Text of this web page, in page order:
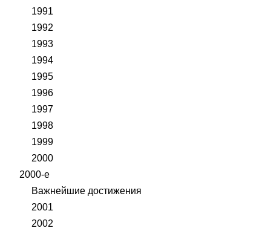
1991
1992
1993
1994
1995
1996
1997
1998
1999
2000
2000-е
Важнейшие достижения
2001
2002